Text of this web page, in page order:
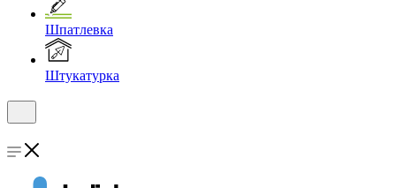
Шпатлевка
Штукатурка